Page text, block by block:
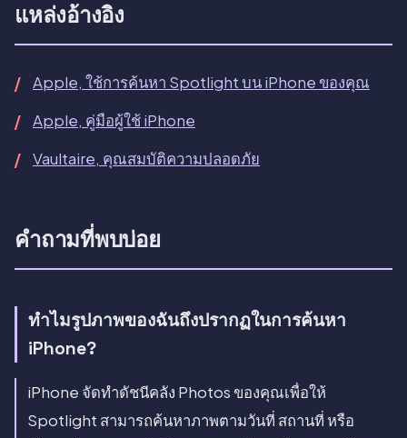
แหล่งอ้างอิง
Apple, ใช้การค้นหา Spotlight บน iPhone ของคุณ
Apple, คู่มือผู้ใช้ iPhone
Vaultaire, คุณสมบัติความปลอดภัย
คำถามที่พบบ่อย
ทำไมรูปภาพของฉันถึงปรากฏในการค้นหา
iPhone?
iPhone จัดทำดัชนีคลัง Photos ของคุณเพื่อให้
Spotlight สามารถค้นหาภาพตามวันที่ สถานที่ หรือ